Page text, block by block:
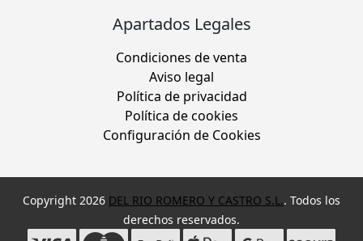
Apartados Legales
Condiciones de venta
Aviso legal
Política de privacidad
Política de cookies
Configuración de Cookies
Copyright 2026 DEL RIO ROMERO Y CASTRO S.L.. Todos los
derechos reservados.